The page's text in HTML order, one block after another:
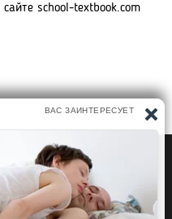
school-textbook.com